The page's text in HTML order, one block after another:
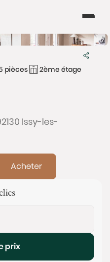
pièces
2ème étage
Issy-les-
Acheter
prix